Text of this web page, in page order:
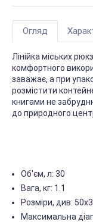
Огляд
Лінійка міських
комфортного
заважає, а при
розмістити
книгами не
до природного
Об'єм, л: 30
Вага, кг: 1.1
Розміри, див:
Максимальна